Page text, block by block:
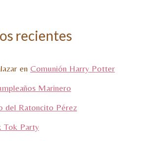
recientes
en Comunión Harry Potter
Marinero
del Ratoncito Pérez
Tok Party